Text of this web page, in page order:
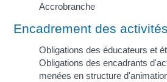
Accrobranche
Encadrement des
Obligations des éducateurs et
Obligations des encadrants
menées en structure